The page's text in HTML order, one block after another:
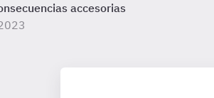
accesorias